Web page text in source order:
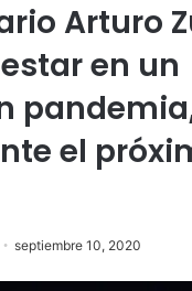
Arturo
en un
el
septiembre 10, 2020